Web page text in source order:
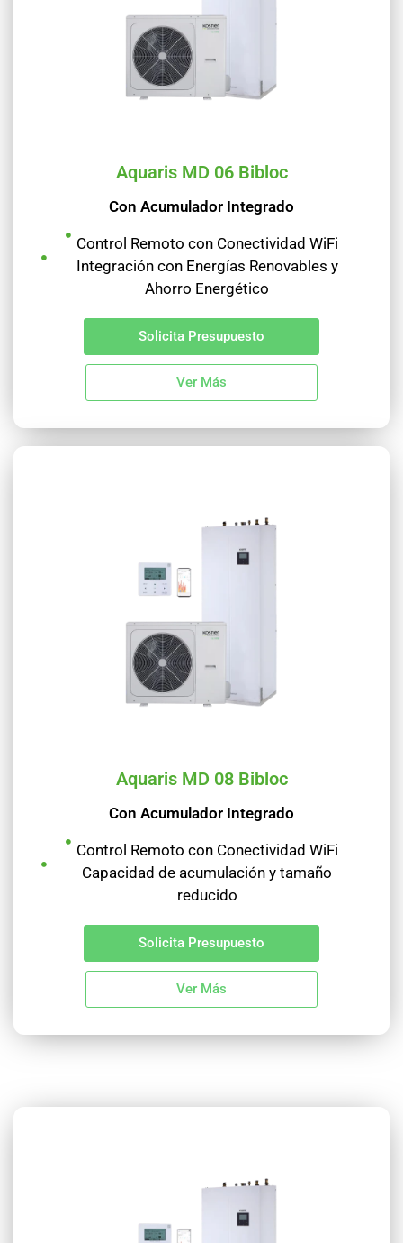
Aquaris MD 06 Bibloc
Con Acumulador Integrado
Control Remoto con Conectividad WiFi
Integración con Energías Renovables y
Ahorro Energético
Solicita Presupuesto
Ver Más
Aquaris MD 08 Bibloc
Con Acumulador Integrado
Control Remoto con Conectividad WiFi
Capacidad de acumulación y tamaño
reducido
Solicita Presupuesto
Ver Más